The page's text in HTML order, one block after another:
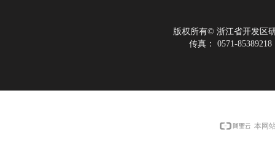
版权所有© 浙江省开发区
传真：
0571-85389218
本网